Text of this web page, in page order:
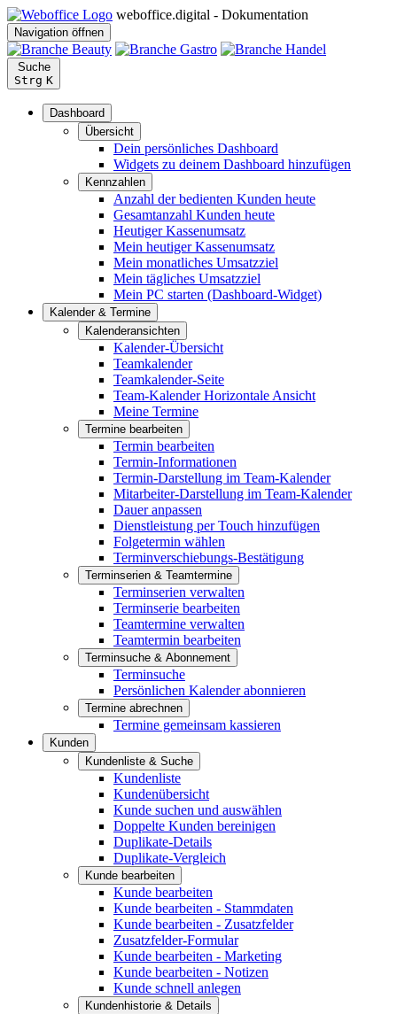
weboffice.digital - Dokumentation
Navigation öffnen
Suche
Strg K
Dashboard
Übersicht
Dein persönliches Dashboard
Widgets zu deinem Dashboard hinzufügen
Kennzahlen
Anzahl der bedienten Kunden heute
Gesamtanzahl Kunden heute
Heutiger Kassenumsatz
Mein heutiger Kassenumsatz
Mein monatliches Umsatzziel
Mein tägliches Umsatzziel
Mein PC starten (Dashboard-Widget)
Kalender & Termine
Kalenderansichten
Kalender-Übersicht
Teamkalender
Teamkalender-Seite
Team-Kalender Horizontale Ansicht
Meine Termine
Termine bearbeiten
Termin bearbeiten
Termin-Informationen
Termin-Darstellung im Team-Kalender
Mitarbeiter-Darstellung im Team-Kalender
Dauer anpassen
Dienstleistung per Touch hinzufügen
Folgetermin wählen
Terminverschiebungs-Bestätigung
Terminserien & Teamtermine
Terminserien verwalten
Terminserie bearbeiten
Teamtermine verwalten
Teamtermin bearbeiten
Terminsuche & Abonnement
Terminsuche
Persönlichen Kalender abonnieren
Termine abrechnen
Termine gemeinsam kassieren
Kunden
Kundenliste & Suche
Kundenliste
Kundenübersicht
Kunde suchen und auswählen
Doppelte Kunden bereinigen
Duplikate-Details
Duplikate-Vergleich
Kunde bearbeiten
Kunde bearbeiten
Kunde bearbeiten - Stammdaten
Kunde bearbeiten - Zusatzfelder
Zusatzfelder-Formular
Kunde bearbeiten - Marketing
Kunde bearbeiten - Notizen
Kunde schnell anlegen
Kundenhistorie & Details